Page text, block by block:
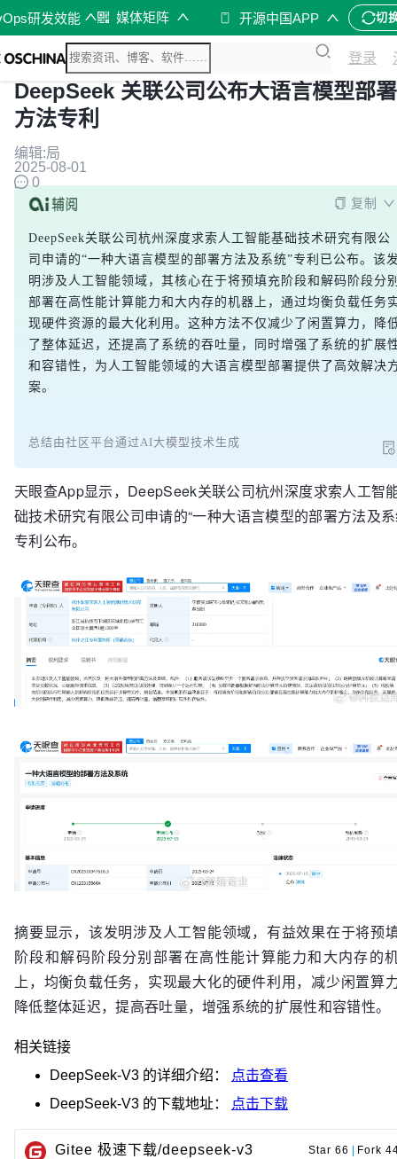
研发效能 媒体矩阵 开源中国APP 切
登录
DeepSeek 关联公司公布大语言模型部署
方法专利
编辑:局
2025-08-01
0
复制
DeepSeek关联公司杭州深度求索人工智能基础技术研究有限公
司申请的“一种大语言模型的部署方法及系统”专利已公布。该
明涉及人工智能领域，其核心在于将预填充阶段和解码阶段分
部署在高性能计算能力和大内存的机器上，通过均衡负载任务
现硬件资源的最大化利用。这种方法不仅减少了闲置算力，降
了整体延迟，还提高了系统的吞吐量，同时增强了系统的扩展
和容错性，为人工智能领域的大语言模型部署提供了高效解决
案。
总结由社区平台通过AI大模型技术生成
天眼查App显示，DeepSeek关联公司杭州深度求索人工智
础技术研究有限公司申请的“一种大语言模型的部署方法及系
专利公布。
摘要显示，该发明涉及人工智能领域，有益效果在于将预
阶段和解码阶段分别部署在高性能计算能力和大内存的
上，均衡负载任务，实现最大化的硬件利用，减少闲置算
降低整体延迟，提高吞吐量，增强系统的扩展性和容错性。
相关链接
DeepSeek-V3 的详细介绍：
点击查看
DeepSeek-V3 的下载地址： 点击下载
Gitee 极速下载/deepseek-v3 Star 66 Fork